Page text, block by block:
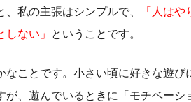
私の主張はシンプルで、
「人は
ない」
ということです。
なことです。小さい頃に好きな遊び
、遊んでいるときに「モチベーシ